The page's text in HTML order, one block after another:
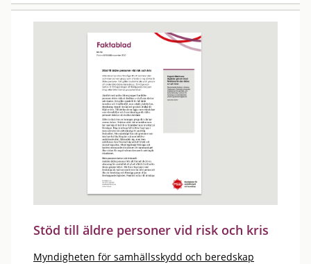
Stöd till äldre personer vid risk och kris
Myndigheten för samhällsskydd och beredskap